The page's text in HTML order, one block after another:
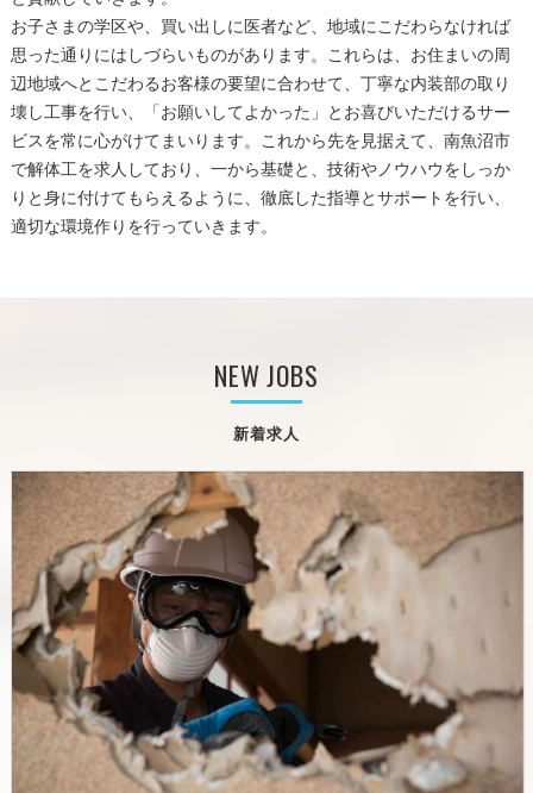
お子さまの学区や、買い出しに医者など、地域にこだわらなければ
思った通りにはしづらいものがあります。これらは、お住まいの周
辺地域へとこだわるお客様の要望に合わせて、丁寧な内装部の取り
壊し工事を行い、「お願いしてよかった」とお喜びいただけるサー
ビスを常に心がけてまいります。これから先を見据えて、南魚沼市
で解体工を求人しており、一から基礎と、技術やノウハウをしっか
りと身に付けてもらえるように、徹底した指導とサポートを行い、
適切な環境作りを行っていきます。
新着求人
NEW JOBS